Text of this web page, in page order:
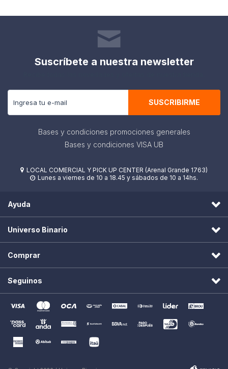
Suscríbete a nuestra newsletter
SUSCRIBIRME
Bases y condiciones promociones generales
Bases y condiciones VISA UB
 LOCAL COMERCIAL Y PICK UP CENTER (Arenal Grande 1763)
 Lunes a viernes de 10 a 18.45 y sábados de 10 a 14hs.
Ayuda
Universo Binario
Comprar
Seguinos